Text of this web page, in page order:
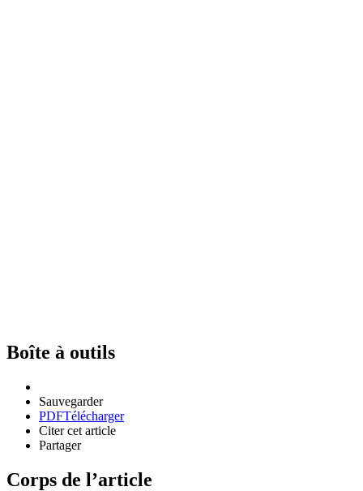
Boîte à outils
Sauvegarder
PDFTélécharger
Citer cet article
Partager
Corps de l’article